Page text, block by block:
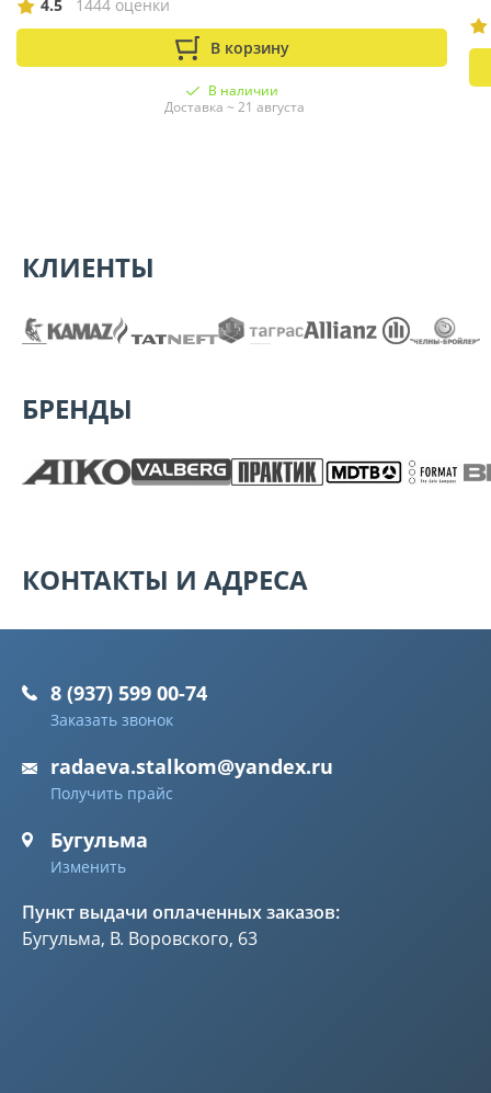
4.5 1444 оценки
В корзину
В наличии
Доставка ~ 21 августа
КЛИЕНТЫ
БРЕНДЫ
КОНТАКТЫ И АДРЕСА
8 (937) 599 00-74
Заказать звонок
radaeva.stalkom@yandex.ru
Получить прайс
Бугульма
Изменить
Пункт выдачи оплаченных заказов:
Бугульма, В. Воровского, 63